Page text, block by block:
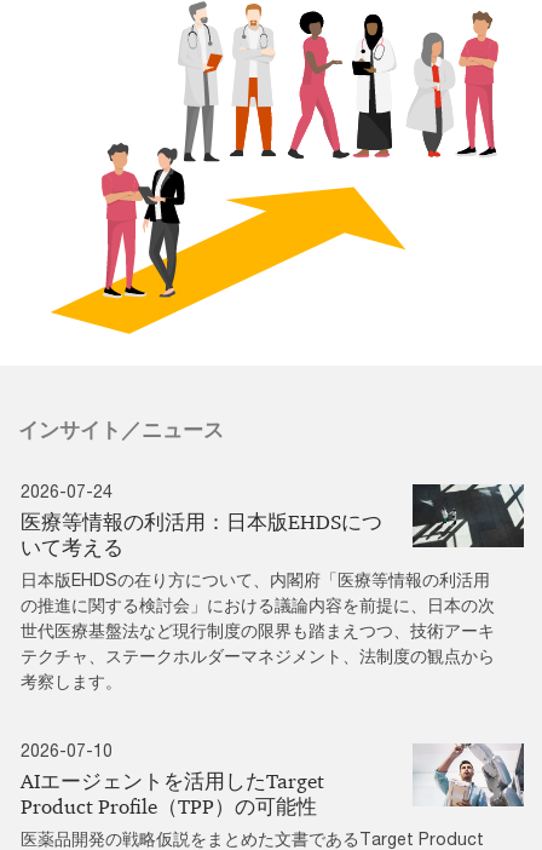
インサイト／ニュース
2026-07-24
医療等情報の利活用：日本版EHDSにつ
いて考える
日本版EHDSの在り方について、内閣府「医療等情報の利活用
の推進に関する検討会」における議論内容を前提に、日本の次
世代医療基盤法など現行制度の限界も踏まえつつ、技術アーキ
テクチャ、ステークホルダーマネジメント、法制度の観点から
考察します。
2026-07-10
AIエージェントを活用したTarget
Product Profile（TPP）の可能性
医薬品開発の戦略仮説をまとめた文書であるTarget Product